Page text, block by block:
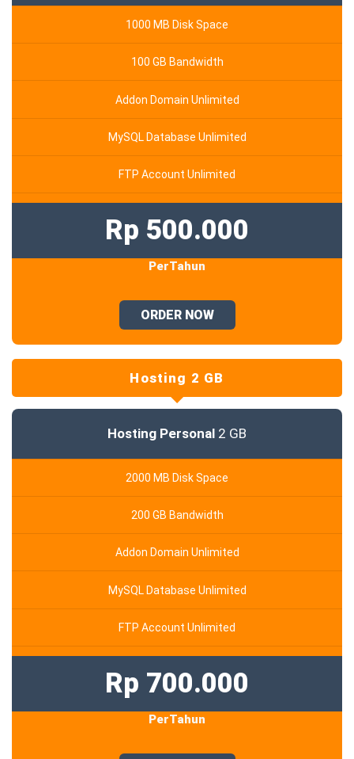
1000 MB Disk Space
100 GB Bandwidth
Addon Domain Unlimited
MySQL Database Unlimited
FTP Account Unlimited
Rp 500.000
PerTahun
ORDER NOW
Hosting 2 GB
Hosting Personal 2 GB
2000 MB Disk Space
200 GB Bandwidth
Addon Domain Unlimited
MySQL Database Unlimited
FTP Account Unlimited
Rp 700.000
PerTahun